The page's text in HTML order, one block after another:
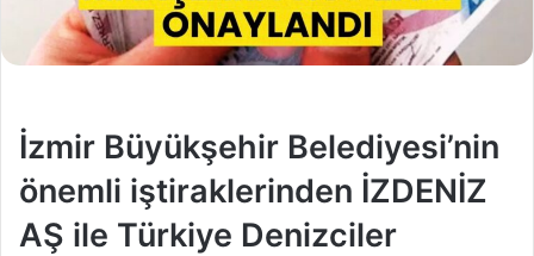
İzmir Büyükşehir Belediyesi’nin
önemli iştiraklerinden İZDENİZ
AŞ ile Türkiye Denizciler